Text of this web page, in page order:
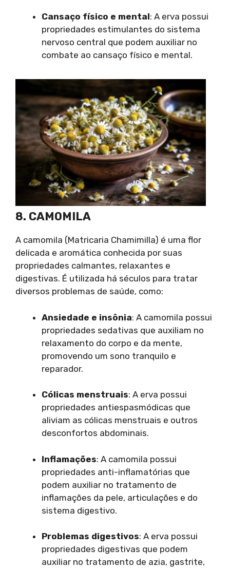
Cansaço físico e mental: A erva possui
propriedades estimulantes do sistema
nervoso central que podem auxiliar no
combate ao cansaço físico e mental.
8. CAMOMILA
A camomila (Matricaria Chamimilla) é uma flor
delicada e aromática conhecida por suas
propriedades calmantes, relaxantes e
digestivas. É utilizada há séculos para tratar
diversos problemas de saúde, como:
Ansiedade e insônia: A camomila possui
propriedades sedativas que auxiliam no
relaxamento do corpo e da mente,
promovendo um sono tranquilo e
reparador.
Cólicas menstruais: A erva possui
propriedades antiespasmódicas que
aliviam as cólicas menstruais e outros
desconfortos abdominais.
Inflamações: A camomila possui
propriedades anti-inflamatórias que
podem auxiliar no tratamento de
inflamações da pele, articulações e do
sistema digestivo.
Problemas digestivos: A erva possui
propriedades digestivas que podem
auxiliar no tratamento de azia, gastrite,